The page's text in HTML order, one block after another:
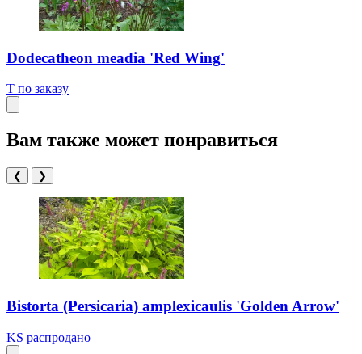
Dodecatheon meadia 'Red Wing'
T по заказу
Вам также может понравиться
❮ ❯
Bistorta (Persicaria) amplexicaulis 'Golden Arrow'
KS распродано